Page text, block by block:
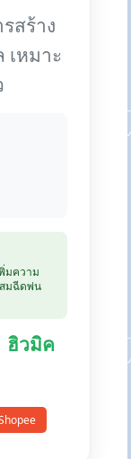
สร้าง
เหมาะ
มความ
มฉีดพ่น
ฮิวมิค